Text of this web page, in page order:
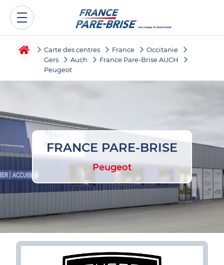
Carte des centres France
Occitanie
Gers
Auch
France Pare-Brise AUCH
Peugeot
FRANCE PARE-BRISE
Peugeot